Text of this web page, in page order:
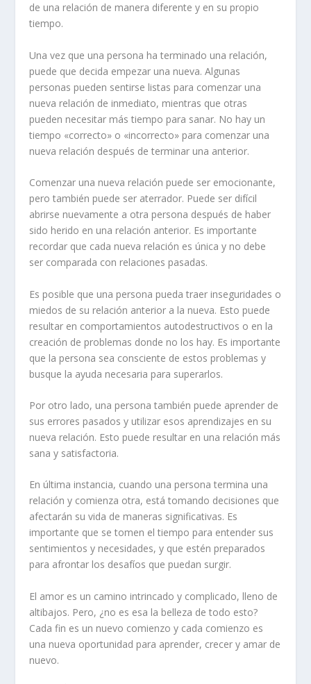
de una relación de manera diferente y en su propio
tiempo.
Una vez que una persona ha terminado una relación,
puede que decida empezar una nueva. Algunas
personas pueden sentirse listas para comenzar una
nueva relación de inmediato, mientras que otras
pueden necesitar más tiempo para sanar. No hay un
tiempo «correcto» o «incorrecto» para comenzar una
nueva relación después de terminar una anterior.
Comenzar una nueva relación puede ser emocionante,
pero también puede ser aterrador. Puede ser difícil
abrirse nuevamente a otra persona después de haber
sido herido en una relación anterior. Es importante
recordar que cada nueva relación es única y no debe
ser comparada con relaciones pasadas.
Es posible que una persona pueda traer inseguridades o
miedos de su relación anterior a la nueva. Esto puede
resultar en comportamientos autodestructivos o en la
creación de problemas donde no los hay. Es importante
que la persona sea consciente de estos problemas y
busque la ayuda necesaria para superarlos.
Por otro lado, una persona también puede aprender de
sus errores pasados y utilizar esos aprendizajes en su
nueva relación. Esto puede resultar en una relación más
sana y satisfactoria.
En última instancia, cuando una persona termina una
relación y comienza otra, está tomando decisiones que
afectarán su vida de maneras significativas. Es
importante que se tomen el tiempo para entender sus
sentimientos y necesidades, y que estén preparados
para afrontar los desafíos que puedan surgir.
El amor es un camino intrincado y complicado, lleno de
altibajos. Pero, ¿no es esa la belleza de todo esto?
Cada fin es un nuevo comienzo y cada comienzo es
una nueva oportunidad para aprender, crecer y amar de
nuevo.